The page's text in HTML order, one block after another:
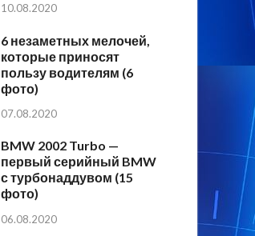
10.08.2020
6 незаметных мелочей,
которые приносят
пользу водителям (6
фото)
07.08.2020
BMW 2002 Turbo —
первый серийный BMW
с турбонаддувом (15
фото)
06.08.2020